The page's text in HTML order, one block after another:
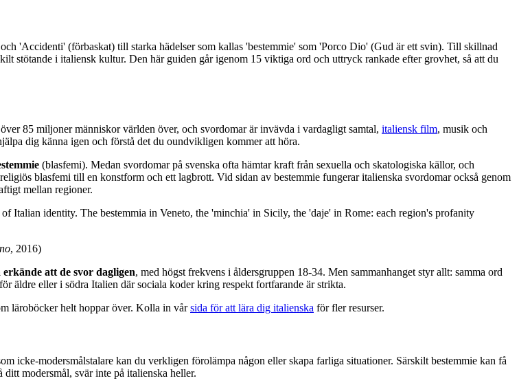
'Accidenti' (förbaskat) till starka hädelser som kallas 'bestemmie' som 'Porco Dio' (Gud är ett svin). Till skillnad
stötande i italiensk kultur. Den här guiden går igenom 15 viktiga ord och uttryck rankade efter grovhet, så att du
85 miljoner människor världen över, och svordomar är invävda i vardagligt samtal, italiensk film, musik och
dig känna igen och förstå det du oundvikligen kommer att höra.
(blasfemi). Medan svordomar på svenska ofta hämtar kraft från sexuella och skatologiska källor, och
blasfemi till en konstform och ett lagbrott. Vid sidan av bestemmie fungerar italienska svordomar också genom
mellan regioner.
identity. The bestemmia in Veneto, the 'minchia' in Sicily, the 'daje' in Rome: each region's profanity
, 2016)
att de svor dagligen, med högst frekvens i åldersgruppen 18-34. Men sammanhanget styr allt: samma ord
äldre eller i södra Italien där sociala koder kring respekt fortfarande är strikta.
läroböcker helt hoppar över. Kolla in vårsida för att lära dig italienska för fler resurser.
icke-modersmålstalare kan du verkligen förolämpa någon eller skapa farliga situationer. Särskilt bestemmie kan få
modersmål, svär inte på italienska heller.